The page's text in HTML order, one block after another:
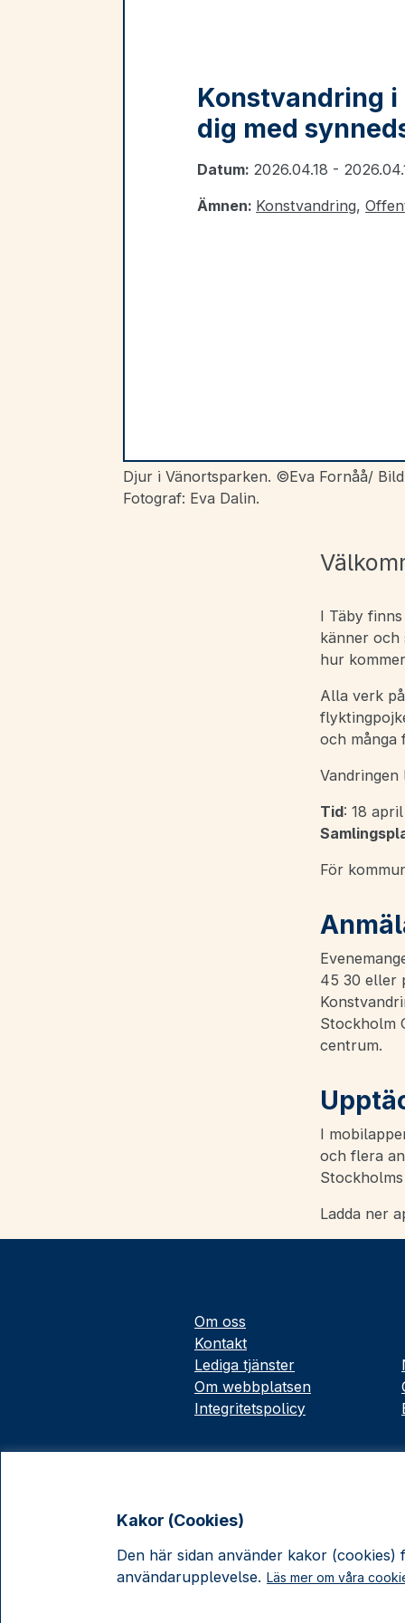
Kakor (Cookies)
Den här sidan använder kakor
användarupplevelse. Läs mer om våra
Konstvandring i
dig med
Datum: 2026.04.18 -
Ämnen: Konstvandring,
Djur i Vänortsparken. ©Eva Fornåå/
Fotograf: Eva Dalin.
I Täby
känner och
hur
Alla verk
och många
Vandringen
Tid: 18
För
45 30 eller
Stockholm
centrum.
I
och flera
Ladda ner
Om oss
Kontakt
Lediga tjänster
Om webbplatsen
Integritetspolicy